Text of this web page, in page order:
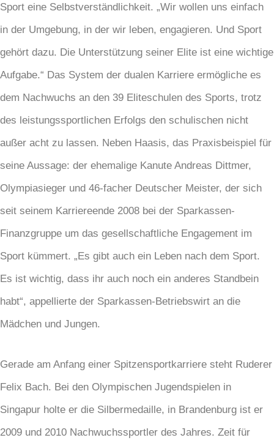
Sport eine Selbstverständlichkeit. „Wir wollen uns einfach
in der Umgebung, in der wir leben, engagieren. Und Sport
gehört dazu. Die Unterstützung seiner Elite ist eine wichtige
Aufgabe.“ Das System der dualen Karriere ermögliche es
dem Nachwuchs an den 39 Eliteschulen des Sports, trotz
des leistungssportlichen Erfolgs den schulischen nicht
außer acht zu lassen. Neben Haasis, das Praxisbeispiel für
seine Aussage: der ehemalige Kanute Andreas Dittmer,
Olympiasieger und 46-facher Deutscher Meister, der sich
seit seinem Karriereende 2008 bei der Sparkassen-
Finanzgruppe um das gesellschaftliche Engagement im
Sport kümmert. „Es gibt auch ein Leben nach dem Sport.
Es ist wichtig, dass ihr auch noch ein anderes Standbein
habt“, appellierte der Sparkassen-Betriebswirt an die
Mädchen und Jungen.
Gerade am Anfang einer Spitzensportkarriere steht Ruderer
Felix Bach. Bei den Olympischen Jugendspielen in
Singapur holte er die Silbermedaille, in Brandenburg ist er
2009 und 2010 Nachwuchssportler des Jahres. Zeit für